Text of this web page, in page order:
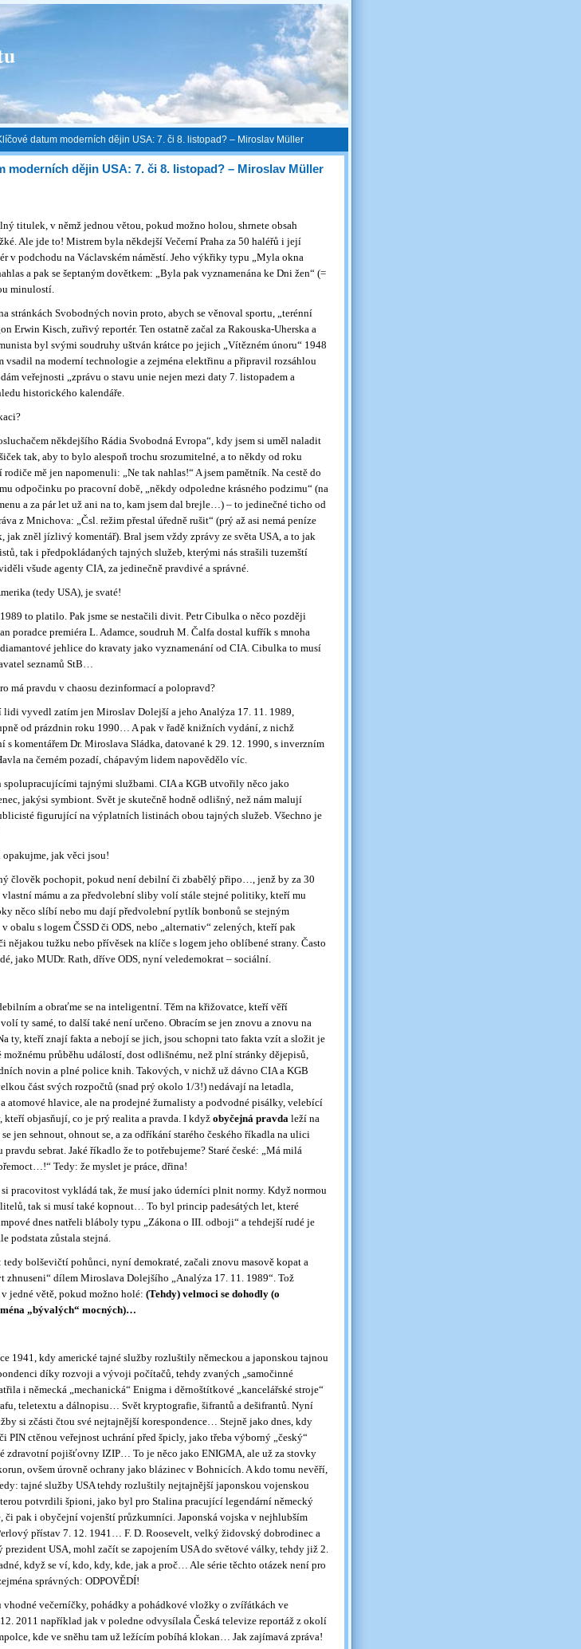
datum moderních dějin USA: 7. či 8. listopad? – Miroslav Müller
moderních dějin USA: 7. či 8. listopad? – Miroslav Müller
titulek, v němž jednou větou, pokud možno holou, shrnete obsah
Ale jde to! Mistrem byla někdejší Večerní Praha za 50 haléřů i její
v podchodu na Václavském náměstí. Jeho výkřiky typu „Myla okna
a pak se šeptaným dovětkem: „Byla pak vyznamenána ke Dni žen“ (=
minulostí.
stránkách Svobodných novin proto, abych se věnoval sportu, „terénní
Erwin Kisch, zuřivý reportér. Ten ostatně začal za Rakouska-Uherska a
byl svými soudruhy uštván krátce po jejich „Vítězném únoru“ 1948
vsadil na moderní technologie a zejména elektřinu a připravil rozsáhlou
veřejnosti „zprávu o stavu unie nejen mezi daty 7. listopadem a
historického kalendáře.
někdejšího Rádia Svobodná Evropa“, kdy jsem si uměl naladit
tak, aby to bylo alespoň trochu srozumitelné, a to někdy od roku
mě jen napomenuli: „Ne tak nahlas!“ A jsem pamětník. Na cestě do
odpočinku po pracovní době, „někdy odpoledne krásného podzimu“ (na
a za pár let už ani na to, kam jsem dal brejle…) – to jedinečné ticho od
z Mnichova: „Čsl. režim přestal úředně rušit“ (prý až asi nemá peníze
jak zněl jízlivý komentář). Bral jsem vždy zprávy ze světa USA, a to jak
tak i předpokládaných tajných služeb, kterými nás strašili tuzemští
všude agenty CIA, za jedinečně pravdivé a správné.
(tedy USA), je svaté!
to platilo. Pak jsme se nestačili divit. Petr Cibulka o něco později
poradce premiéra L. Adamce, soudruh M. Čalfa dostal kufřík s mnoha
jehlice do kravaty jako vyznamenání od CIA. Cibulka to musí
seznamů StB…
má pravdu v chaosu dezinformací a polopravd?
vyvedl zatím jen Miroslav Dolejší a jeho Analýza 17. 11. 1989,
od prázdnin roku 1990… A pak v řadě knižních vydání, z nichž
komentářem Dr. Miroslava Sládka, datované k 29. 12. 1990, s inverzním
na černém pozadí, chápavým lidem napovědělo víc.
spolupracujícími tajnými službami. CIA a KGB utvořily něco jako
jakýsi symbiont. Svět je skutečně hodně odlišný, než nám malují
figurující na výplatních listinách obou tajných služeb. Všechno je
jak věci jsou!
člověk pochopit, pokud není debilní či zbabělý připo…, jenž by za 30
mámu a za předvolební sliby volí stále stejné politiky, kteří mu
něco slíbí nebo mu dají předvolební pytlík bonbonů se stejným
obalu s logem ČSSD či ODS, nebo „alternativ“ zelených, kteří pak
nějakou tužku nebo přívěsek na klíče s logem jeho oblíbené strany. Často
jako MUDr. Rath, dříve ODS, nyní veledemokrat – sociální.
a obraťme se na inteligentní. Těm na křižovatce, kteří věří
ty samé, to další také není určeno. Obracím se jen znovu a znovu na
ty, kteří znají fakta a nebojí se jich, jsou schopni tato fakta vzít a složit je
možnému průběhu událostí, dost odlišnému, než plní stránky dějepisů,
novin a plné police knih. Takových, v nichž už dávno CIA a KGB
část svých rozpočtů (snad prý okolo 1/3!) nedávají na letadla,
atomové hlavice, ale na prodejné žurnalisty a podvodné pisálky, velebící
kteří objasňují, co je prý realita a pravda. I když obyčejná pravda leží na
jen sehnout, ohnout se, a za odříkání starého českého říkadla na ulici
sebrat. Jaké říkadlo že to potřebujeme? Staré české: „Má milá
Tedy: že myslet je práce, dřina!
pracovitost vykládá tak, že musí jako úderníci plnit normy. Když normou
tak si musí také kopnout… To byl princip padesátých let, které
dnes natřeli bláboly typu „Zákona o III. odboji“ a tehdejší rudé je
podstata zůstala stejná.
tedy bolševičtí pohůnci, nyní demokraté, začali znovu masově kopat a
zhnuseni“ dílem Miroslava Dolejšího „Analýza 17. 11. 1989“. Tož
jedné větě, pokud možno holé: (Tehdy) velmoci se dohodly (o
„bývalých“ mocných)…
1941, kdy americké tajné služby rozluštily německou a japonskou tajnou
díky rozvoji a vývoji počítačů, tehdy zvaných „samočinné
i německá „mechanická“ Enigma i děrnoštítkové „kancelářské stroje“
teletextu a dálnopisu… Svět kryptografie, šifrantů a dešifrantů. Nyní
si zčásti čtou své nejtajnější korespondence… Stejně jako dnes, kdy
PIN ctěnou veřejnost uchrání před špicly, jako třeba výborný „český“
zdravotní pojišťovny IZIP… To je něco jako ENIGMA, ale už za stovky
ovšem úrovně ochrany jako blázinec v Bohnicích. A kdo tomu nevěří,
tajné služby USA tehdy rozluštily nejtajnější japonskou vojenskou
potvrdili špioni, jako byl pro Stalina pracující legendární německý
či pak i obyčejní vojenští průzkumníci. Japonská vojska v nejhlubším
přístav 7. 12. 1941… F. D. Roosevelt, velký židovský dobrodinec a
USA, mohl začít se zapojením USA do světové války, tehdy již 2.
když se ví, kdo, kdy, kde, jak a proč… Ale série těchto otázek není pro
správných: ODPOVĚDÍ!
vhodné večerníčky, pohádky a pohádkové vložky o zvířátkách ve
2011 například jak v poledne odvysílala Česká televize reportáž z okolí
kde ve sněhu tam už ležícím pobíhá klokan… Jak zajímavá zpráva!